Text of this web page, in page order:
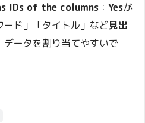
IDs of the columns ： Yesが
ド」「タイトル」など見出
データを割り当てやすいで